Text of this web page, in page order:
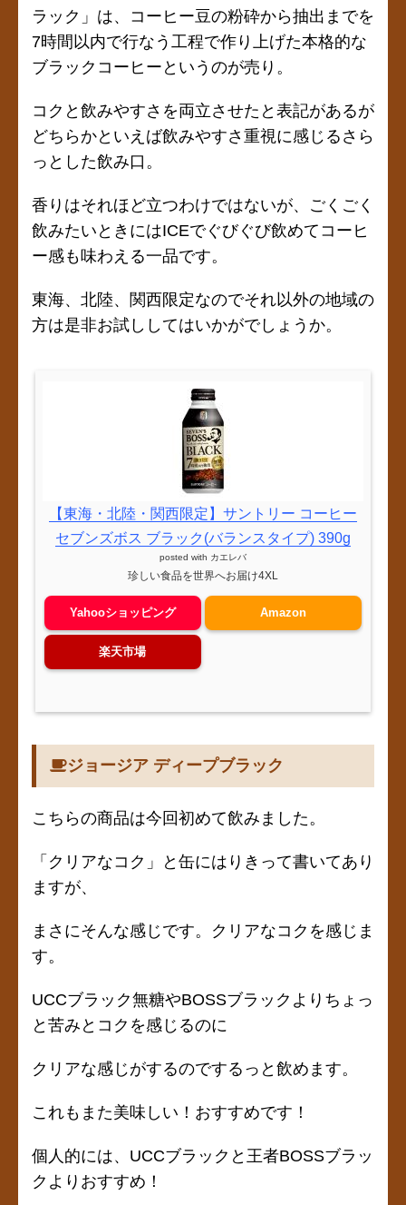
ラック」は、コーヒー豆の粉砕から抽出までを
7時間以内で行なう工程で作り上げた本格的な
ブラックコーヒーというのが売り。
コクと飲みやすさを両立させたと表記があるが
どちらかといえば飲みやすさ重視に感じるさら
っとした飲み口。
香りはそれほど立つわけではないが、ごくごく
飲みたいときにはICEでぐびぐび飲めてコーヒ
ー感も味わえる一品です。
東海、北陸、関西限定なのでそれ以外の地域の
方は是非お試ししてはいかがでしょうか。
【東海・北陸・関西限定】サントリー コーヒー
セブンズボス ブラック(バランスタイプ) 390g
posted with カエレバ
珍しい食品を世界へお届け4XL
Yahooショッピング Amazon
楽天市場
ジョージア ディープブラック
こちらの商品は今回初めて飲みました。
「クリアなコク」と缶にはりきって書いてあり
ますが、
まさにそんな感じです。クリアなコクを感じま
す。
UCCブラック無糖やBOSSブラックよりちょっ
と苦みとコクを感じるのに
クリアな感じがするのでするっと飲めます。
これもまた美味しい！おすすめです！
個人的には、UCCブラックと王者BOSSブラッ
クよりおすすめ！